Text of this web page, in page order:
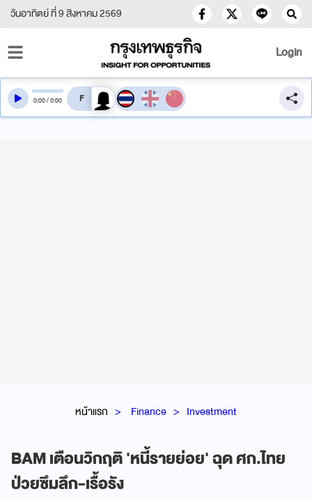
วันอาทิตย์ ที่ 9 สิงหาคม 2569
Login
หน้าแรก Finance Investment
BAM เตือนวิกฤติ 'หนี้รายย่อย' ฉุด ศก.ไทย
ป่วยซึมลึก-เรื้อรัง
0:00/0:00 สลับเสียงอ่าน